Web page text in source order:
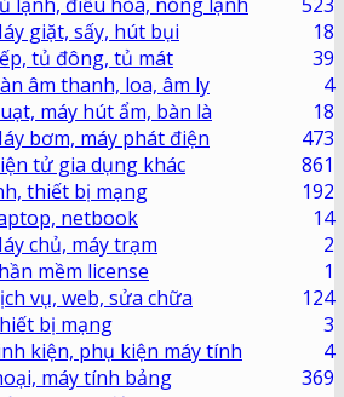
giặt, sấy, hút bụi
18
tủ đông, tủ mát
39
âm thanh, loa, âm ly
4
máy hút ẩm, bàn là
18
bơm, máy phát điện
473
tử gia dụng khác
861
thiết bị mạng
192
netbook
14
chủ, máy trạm
2
mềm license
1
vụ, web, sửa chữa
124
bị mạng
3
kiện, phụ kiện máy tính
4
máy tính bảng
369